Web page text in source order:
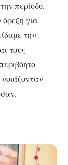
περίοδο.
για
την
τους